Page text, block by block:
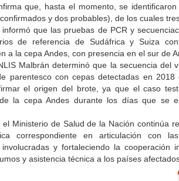
que, hasta el momento, se
y dos probables), de los cuales
que las pruebas de PCR y
de referencia de Sudáfrica y Suiza
a la cepa Andes, con presencia en el sur de
Malbrán determinó que la secuencia del
parentesco con cepas detectadas en
el origen del brote, ya que el caso
la cepa Andes durante los días que se
el Ministerio de Salud de la Nación continúa
correspondiente en articulación con
involucradas y fortaleciendo la cooperación
y asistencia técnica a los países